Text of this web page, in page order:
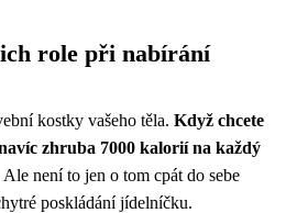
role při nabírání
kostky vašeho těla. Když chcete
zhruba 7000 kalorií na každý
Ale není to jen o tom cpát do sebe
poskládání jídelníčku.